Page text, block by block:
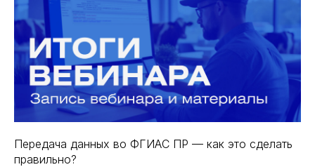
Передача данных во ФГИАС ПР — как это сделать
правильно?